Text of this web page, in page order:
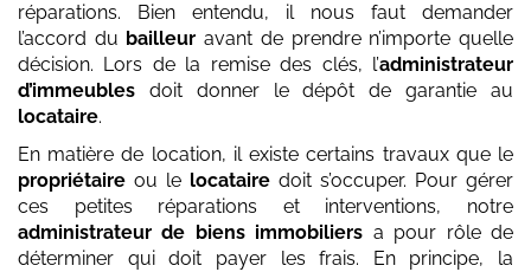
réparations. Bien entendu, il nous faut demander
l’accord du bailleur avant de prendre n’importe quelle
décision. Lors de la remise des clés, l’administrateur
d’immeubles doit donner le dépôt de garantie au
locataire.
En matière de location, il existe certains travaux que le
propriétaire ou le locataire doit s’occuper. Pour gérer
ces petites réparations et interventions, notre
administrateur de biens immobiliers a pour rôle de
déterminer qui doit payer les frais. En principe, la